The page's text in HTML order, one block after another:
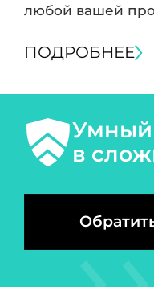
любой вашей
ПОДРОБНЕЕ
Умный
в